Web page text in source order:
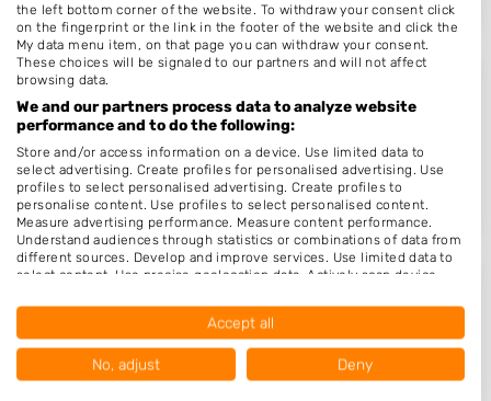
Stadskade 480
7311XZ Apeldoorn
Op 18,45 km afstand
Brinkgreverweg 28 A
7413AC Deventer
Op 18,52 km afstand
the left bottom corner of the website. To withdraw your consent click
on the fingerprint or the link in the footer of the website and click the
My data menu item, on that page you can withdraw your consent.
These choices will be signaled to our partners and will not affect
browsing data.
We and our partners process data to analyze website
performance and to do the following:
Store and/or access information on a device. Use limited data to
select advertising. Create profiles for personalised advertising. Use
profiles to select personalised advertising. Create profiles to
personalise content. Use profiles to select personalised content.
Measure advertising performance. Measure content performance.
Understand audiences through statistics or combinations of data from
different sources. Develop and improve services. Use limited data to
select content. Use precise geolocation data. Actively scan device
Data may be shared outside of the European Union and send to the
Your consent and the cookie policy applies solely to this website/app.
View Partner List (1016 IAB Vendors)
Accept all
No, adjust Deny